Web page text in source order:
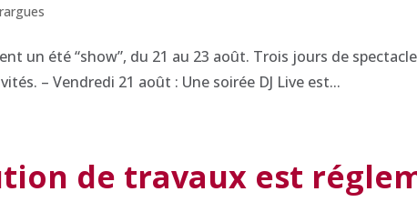
un été “show”, du 21 au 23 août. Trois jours de
– Vendredi 21 août : Une soirée DJ Live est...
de travaux est